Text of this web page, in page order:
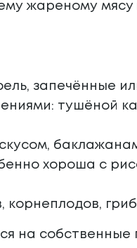
жареному мясу
запечённые
тушёной
хороша с
корнеплодов,
на собственные